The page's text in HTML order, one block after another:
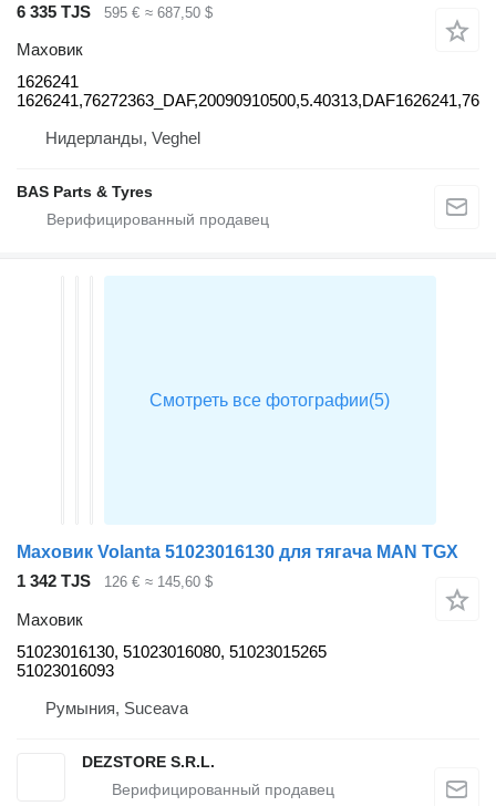
6 335 TJS
595 € ≈ 687,50 $
Маховик
1626241
Нидерланды, Veghel
BAS Parts & Tyres
Маховик Volanta 51023016130 для тягача MAN TGX
1 342 TJS
126 € ≈ 145,60 $
Маховик
51023016130, 51023016080, 51023015265
51023016093
Румыния, Suceava
DEZSTORE S.R.L.